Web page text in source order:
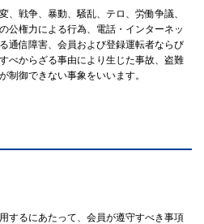
、戦争、暴動、騒乱、テロ、労働争議、
公権力による行為、電話・インターネッ
通信障害、会員および登録運転者ならび
べからざる事由により生じた事故、盗難
制御できない事象をいいます。
するにあたって、会員が遵守すべき事項